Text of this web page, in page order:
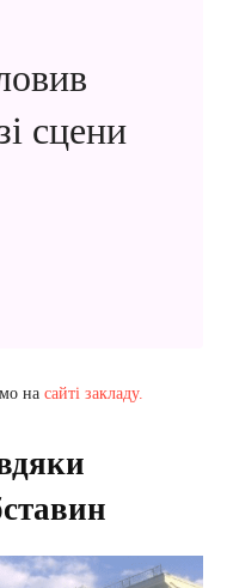
сцени
на сайті закладу.